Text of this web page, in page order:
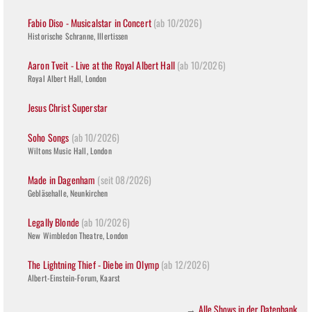
Fabio Diso - Musicalstar in Concert(ab 10/2026)
Historische Schranne, Illertissen
Aaron Tveit - Live at the Royal Albert Hall(ab 10/2026)
Royal Albert Hall, London
Jesus Christ Superstar
Soho Songs (ab 10/2026)
Wiltons Music Hall, London
Made in Dagenham (seit 08/2026)
Gebläsehalle, Neunkirchen
Legally Blonde(ab 10/2026)
New Wimbledon Theatre, London
The Lightning Thief - Diebe im Olymp(ab 12/2026)
Albert-Einstein-Forum, Kaarst
Alle Shows in der Datenbank